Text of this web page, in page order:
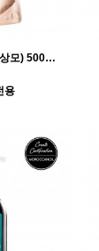
모) 500…
용